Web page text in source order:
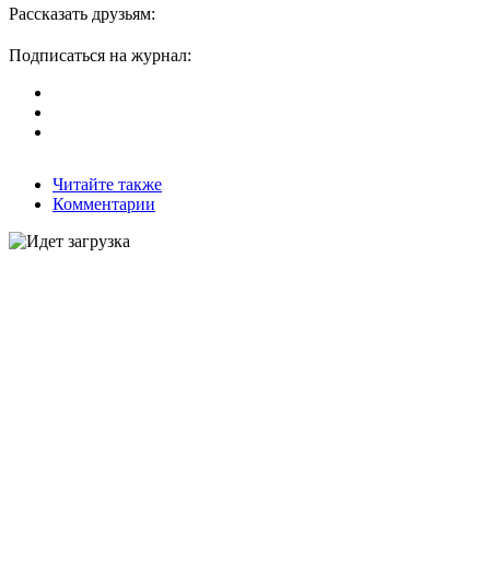
Рассказать друзьям:
Подписаться на журнал:
Читайте также
Комментарии